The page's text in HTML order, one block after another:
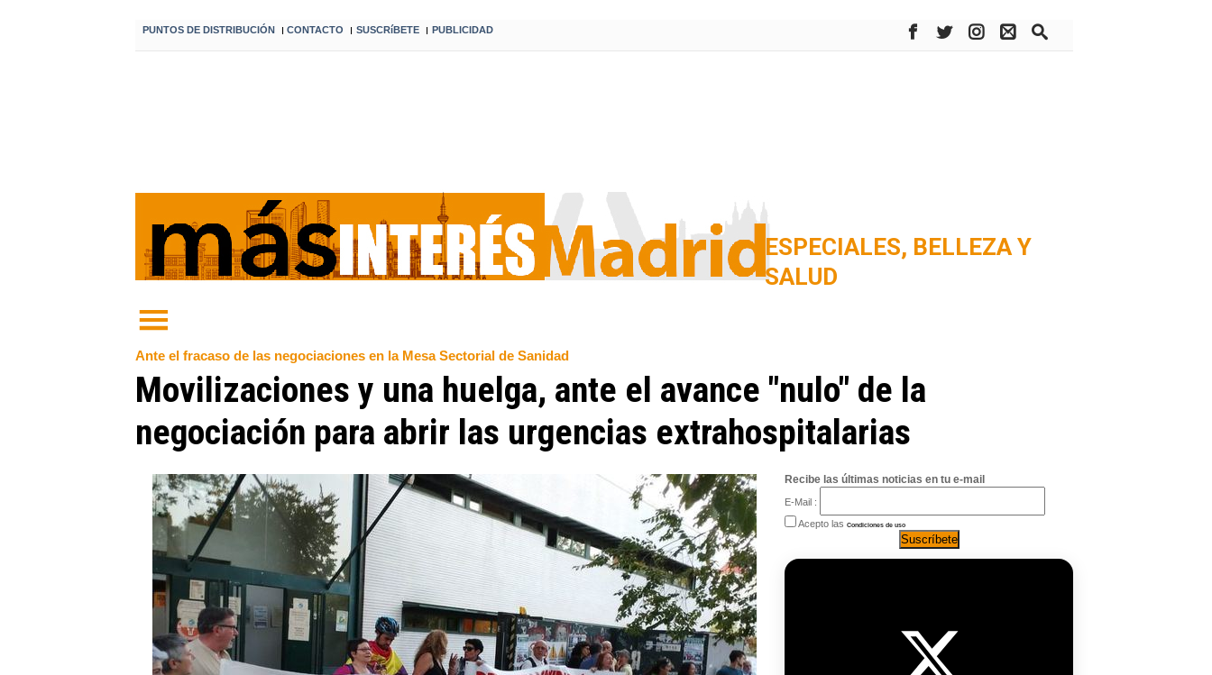
PUNTOS DE DISTRIBUCIÓN I CONTACTO I SUSCRíBETE I PUBLICIDAD
ESPECIALES, BELLEZA Y
SALUD
Ante el fracaso de las negociaciones en la Mesa Sectorial de Sanidad
Movilizaciones y una huelga, ante el avance "nulo" de la
negociación para abrir las urgencias extrahospitalarias
Recibe las últimas noticias en tu e-mail
E-Mail :
Acepto las Condiciones de uso